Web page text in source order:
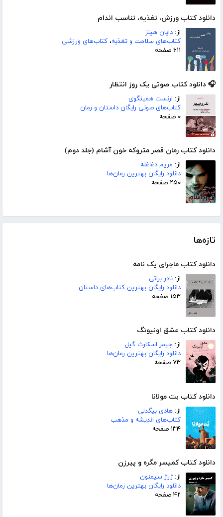
دانلود کتاب ورزش، تغذیه، تناسب اندام
از: دایان هیلز
کتاب‌های سلامت و تغذیه، کتاب‌های ورزشی
۶۱۱ صفحه
🎧 دانلود کتاب صوتی یک روز انتظار
از: ارنست همینگوی
کتاب‌های صوتی رایگان داستان و رمان
۰ صفحه
دانلود کتاب رمان قصر متروکه خون آشام (جلد دوم)
از: مریم دغاغله
دانلود رایگان بهترین رمان‌ها
۲۵۰ صفحه
تازه‌ها
دانلود کتاب ماجرای یک نامه
از: نادر براتی
دانلود رایگان بهترین کتاب‌های داستان
۱۵۳ صفحه
دانلود کتاب عشق اونیونگ
از: جیمز اسکارث گیل
دانلود رایگان بهترین رمان‌ها
۷۳ صفحه
دانلود کتاب بت مولانا
از: هادی بیگدلی
کتاب‌های اندیشه و مذهب
۱۳۴ صفحه
دانلود کتاب کمیسر مگره و پیرزن
از:ژرژ سیمنون
دانلود رایگان بهترین رمان‌ها
۴۲ صفحه